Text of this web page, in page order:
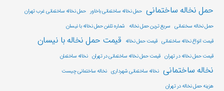
حمل نخاله ساختمانی حمل نخاله ساختمانی باخاور حمل نخاله ساختمانی غرب تهران
حمل نخاله سختمانی سریع ترین حمل نخاله شماره تلفن حمل نخاله با نیسان
قیمت انواع نخاله ساختمانی قیمت حمل نخاله قیمت حمل نخاله با نیسان
قیمت حمل نخاله در تهران قیمت حمل نخاله ساختمانی در تهران نخاله ساختمان
نخاله ساختمانی نخاله ساختمانی شهرداری نخاله ساختمانی چیست
هزینه حمل نخاله در تهران